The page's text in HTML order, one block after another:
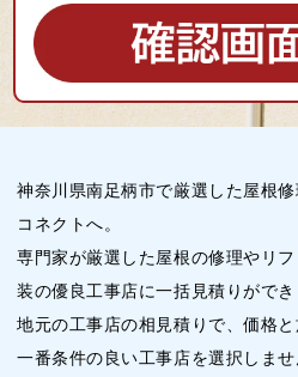
神奈川県南足柄市で厳選した屋根
コネクトへ。
専門家が厳選した屋根の修理やリ
装の優良工事店に一括見積りができ
地元の工事店の相見積りで、価格と
一番条件の良い工事店を選択しませ